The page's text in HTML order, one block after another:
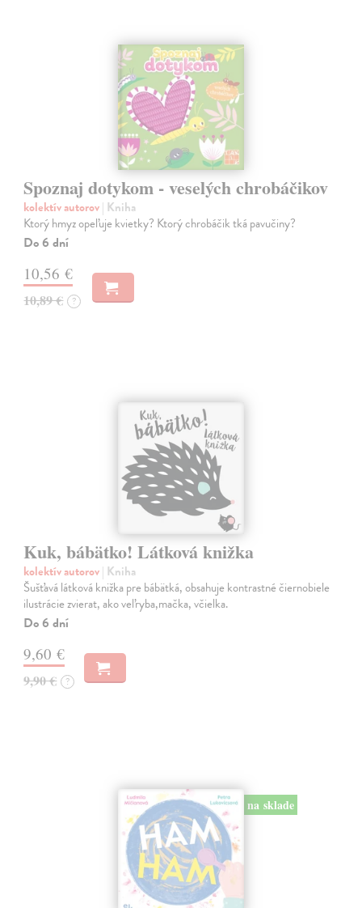
Spoznaj dotykom - veselých chrobáčikov
kolektív autorov| Kniha
Ktorý hmyz opeľuje kvietky? Ktorý chrobáčik tká pavučiny?
Do 6 dní
10,56 €
10,89 € ?
Kuk, bábätko! Látková knižka
kolektív autorov| Kniha
Šušťavá látková knižka pre bábätká, obsahuje kontrastné čiernobiele
ilustrácie zvierat, ako veľryba,mačka, včielka.
Do 6 dní
9,60 €
9,90 € ?
na sklade